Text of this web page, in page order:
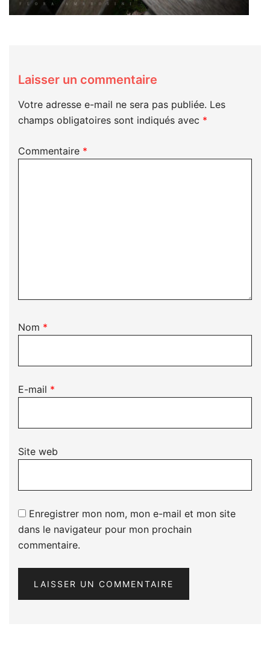
Laisser un commentaire
Votre adresse e-mail ne sera pas publiée. Les
champs obligatoires sont indiqués avec *
Commentaire *
Nom *
E-mail *
Site web
Enregistrer mon nom, mon e-mail et mon site
dans le navigateur pour mon prochain
commentaire.